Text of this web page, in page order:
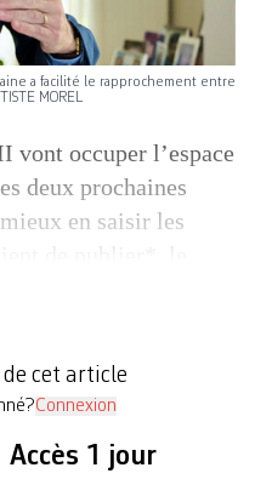
a facilité le rapprochement entre
MOREL
vont occuper l’espace
deux prochaines
en saisir les
cet article
Connexion
Accès 1 jour